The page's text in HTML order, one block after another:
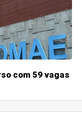
com 59 vagas